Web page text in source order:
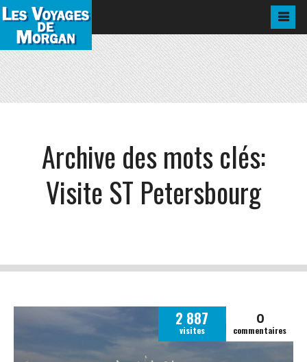
Archive des mots clés:
Visite ST Petersbourg
2 887
visites
0
commentaires